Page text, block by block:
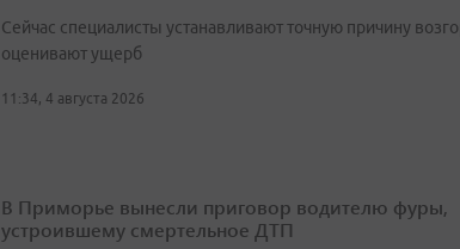
Сейчас специалисты устанавливают точную причину
оценивают ущерб
11:34, 4 августа 2026
В Приморье вынесли приговор водителю фуры,
устроившему смертельное ДТП